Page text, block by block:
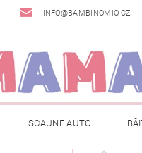
INFO@BAMBINOMIO.CZ
SCAUNE AUTO